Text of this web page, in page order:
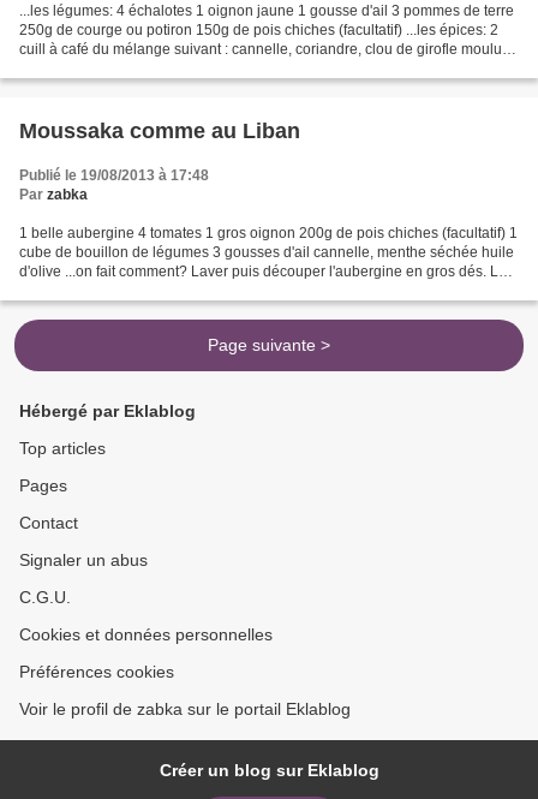
...les légumes: 4 échalotes 1 oignon jaune 1 gousse d'ail 3 pommes de terre
250g de courge ou potiron 150g de pois chiches (facultatif) ...les épices: 2
cuill à café du mélange suivant : cannelle, coriandre, clou de girofle moulu,
Moussaka comme au Liban
Publié le 19/08/2013 à 17:48
Par zabka
1 belle aubergine 4 tomates 1 gros oignon 200g de pois chiches (facultatif) 1
cube de bouillon de légumes 3 gousses d'ail cannelle, menthe séchée huile
d'olive ...on fait comment? Laver puis découper l'aubergine en gros dés. Les
Page suivante >
Hébergé par Eklablog
Top articles
Pages
Contact
Signaler un abus
C.G.U.
Cookies et données personnelles
Préférences cookies
Voir le profil de zabka sur le portail Eklablog
Créer un blog sur Eklablog